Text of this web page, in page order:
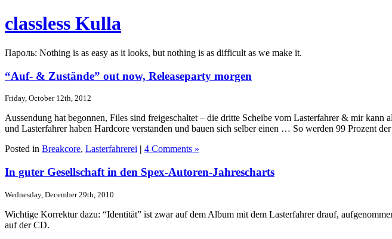
classless Kulla
Пароль: Nothing is as easy as it looks, but nothing is as difficult as we make it.
“Auf- & Zustände” out now, Releaseparty morgen
Friday, October 12th, 2012
Aussendung hat begonnen, Files sind freigeschaltet – die dritte Scheibe vom Lasterfahrer & mir
und Lasterfahrer haben Hardcore verstanden und bauen sich selber einen … So werden 99 Prozent
Posted in Breakcore, Lasterfahrerei | 4 Comments »
In guter Gesellschaft in den Spex-Autoren-Jahrescharts
Wednesday, December 29th, 2010
Wichtige Korrektur dazu: “Identität” ist zwar auf dem Album mit dem Lasterfahrer drauf,
auf der CD.